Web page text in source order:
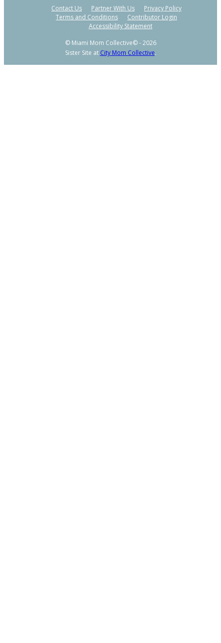
Contact Us Partner With Us
Privacy Policy
Terms and Conditions
Contributor Login
Accessibility Statement
© Miami Mom Collective© - 2026
Sister Site at City Mom Collective.